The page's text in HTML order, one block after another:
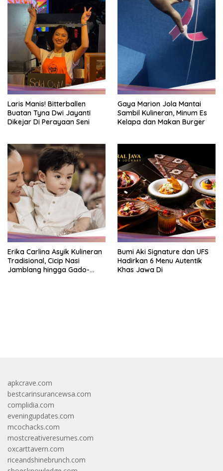
Laris Manis! Bitterballen
Buatan Tyna Dwi Jayanti
Dikejar Di Perayaan Seni
Gaya Marion Jola Mantai
Sambil Kulineran, Minum Es
Kelapa dan Makan Burger
Erika Carlina Asyik Kulineran
Tradisional, Cicip Nasi
Jamblang hingga Gado-
Bumi Aki Signature dan UFS
Hadirkan 6 Menu Autentik
Khas Jawa Di
apkcrave.com
bestcarinsurancewsa.com
complidia.com
eveningupdates.com
mcochacks.com
mostcreativeresumes.com
oxcarttavern.com
riceandshinebrunch.com